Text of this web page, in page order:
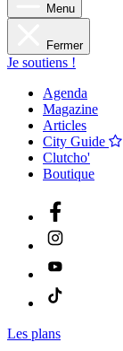
Menu
Fermer
Je soutiens !
Agenda
Magazine
Articles
City Guide
Clutcho'
Boutique
Les plans